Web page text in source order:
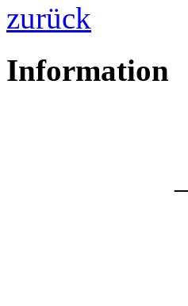
zurück
Information